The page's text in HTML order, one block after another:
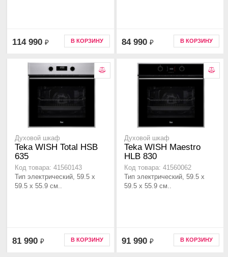
114 990 ₽ В КОРЗИНУ 84 990 ₽ В КОРЗИНУ
Духовой шкаф
Teka WISH Total HSB
635
Код товара: 41560143
Тип электрический, 59.5 х
59.5 x 55.9 см..
81 990 ₽ В КОРЗИНУ
Духовой шкаф
Teka WISH Maestro
HLB 830
Код товара: 41560062
Тип электрический, 59.5 х
59.5 x 55.9 см..
91 990 ₽ В КОРЗИНУ